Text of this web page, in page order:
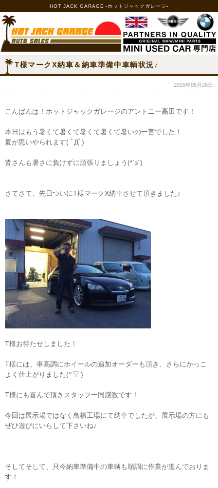
HOT JACK GARAGE -ホットジャックガレージ-
T様マークX納車＆納車準備中車輌状況♪
2015年05月26日
こんばんは！ホットジャックガレージのアントニー高田です！
本日はもう暑くて暑くて暑くて暑くて暑いの一言でした！
夏が思いやられます( ﾟДﾟ)
皆さんも暑さに負けずに頑張りましょう(*´з`)
さてさて、先日ついにT様マークX納車させて頂きました♪
T様お待たせしました！
T様には、車高調にホイールの追加オーダーも頂き、さらにかっこ
よく仕上がりました(*’▽’)
T様にも喜んで頂きスタッフ一同感激です！
今回は展示場ではなく鳥栖工場にて納車でしたが、展示場の方にも
ぜひ遊びにいらして下さいね♪
そしてそして、只今納車準備中の車輌も順調に作業が進んでおりま
す！